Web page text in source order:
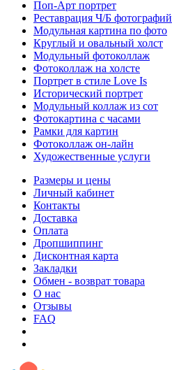
Поп-Арт портрет
Реставрация Ч/Б фотографий
Модульная картина по фото
Круглый и овальный холст
Модульный фотоколлаж
Фотоколлаж на холсте
Портрет в стиле Love Is
Исторический портрет
Модульный коллаж из сот
Фотокартина с часами
Рамки для картин
Фотоколлаж он-лайн
Художественные услуги
Размеры и цены
Личный кабинет
Контакты
Доставка
Оплата
Дропшиппинг
Дисконтная карта
Закладки
Обмен - возврат товара
О нас
Отзывы
FAQ